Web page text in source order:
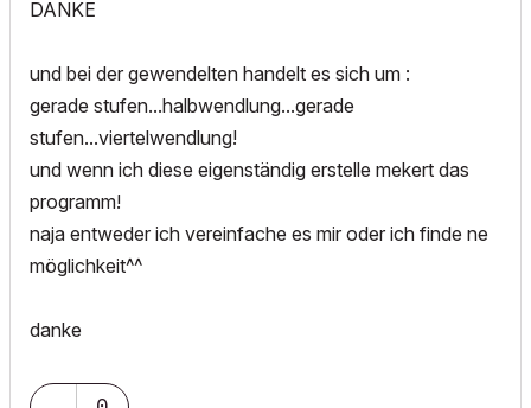
DANKE
und bei der gewendelten handelt es sich um :
gerade stufen...halbwendlung...gerade
stufen...viertelwendlung!
und wenn ich diese eigenständig erstelle mekert das
programm!
naja entweder ich vereinfache es mir oder ich finde ne
möglichkeit^^
danke